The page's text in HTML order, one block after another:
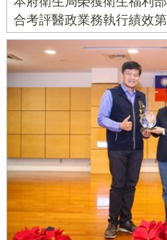
合考評醫政業務執行績效